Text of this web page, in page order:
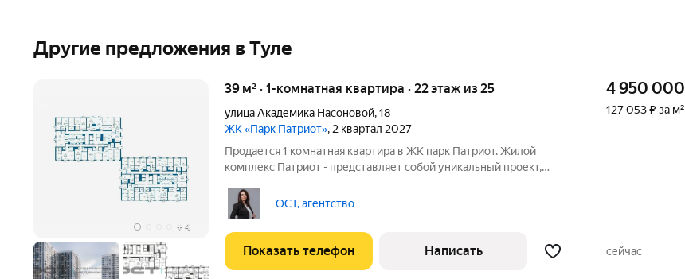
Другие предложения в Туле
+ 4
39 м² · 1-комнатная квартира · 22 этаж из 25
улица Академика Насоновой,18
ЖК «Парк Патриот», 2 квартал 2027
Продается 1 комнатная квартира в ЖК парк Патриот. Жилой
комплекс Патриот - представляет собой уникальный проект,
благоустройстве городской среды. Просторная территория
комплекса отличается
ОСТ, агентство
4 950 000
127 053 ₽ за м²
Показать телефон Написать сейчас